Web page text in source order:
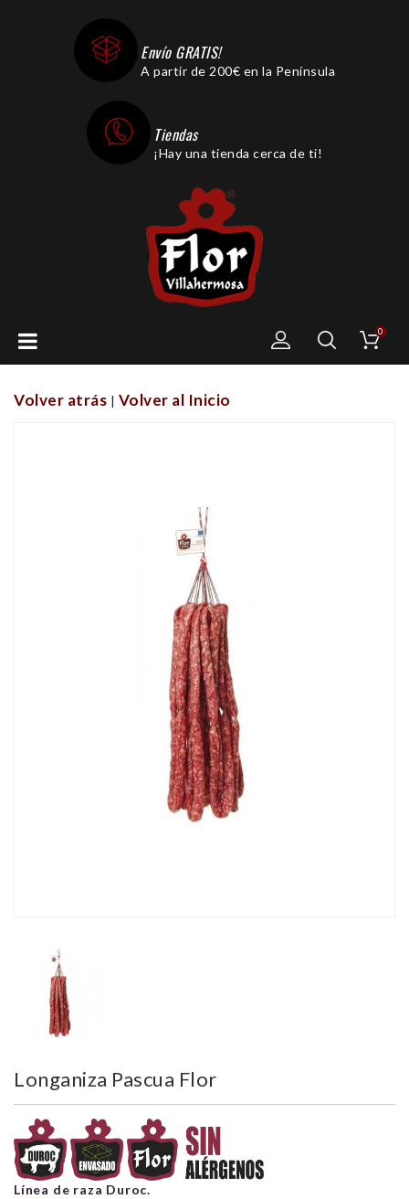
Envío GRATIS!
A partir de 200€ en la Península
Tiendas
¡Hay una tienda cerca de ti!
0
Volver atrás | Volver al Inicio
Longaniza Pascua Flor
Línea de raza Duroc.